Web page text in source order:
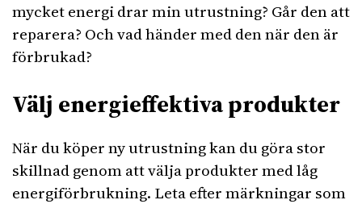
mycket energi drar min utrustning? Går den att
reparera? Och vad händer med den när den är
förbrukad?
Välj energieffektiva produkter
När du köper ny utrustning kan du göra stor
skillnad genom att välja produkter med låg
energiförbrukning. Leta efter märkningar som